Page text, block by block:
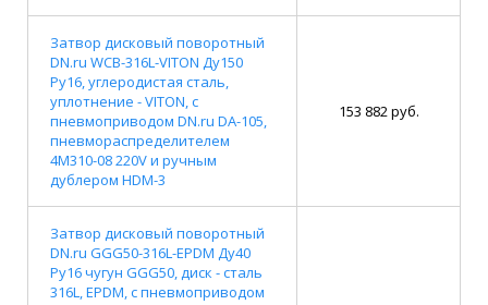
Затвор дисковый поворотный
DN.ru WCB-316L-VITON Ду150
Ру16, углеродистая сталь,
уплотнение - VITON, с
пневмоприводом DN.ru DA-105,
пневмораспределителем
4M310-08 220V и ручным
дублером HDM-3
153 882 руб.
Затвор дисковый поворотный
DN.ru GGG50-316L-EPDM Ду40
Ру16 чугун GGG50, диск - сталь
316L, EPDM, с пневмоприводом